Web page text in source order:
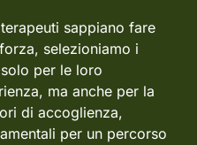
sappiano fare
selezioniamo i
per le loro
ma anche per la
di accoglienza,
per un percorso